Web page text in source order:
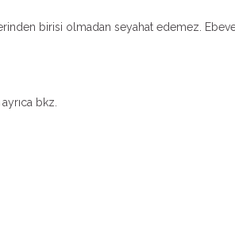
birisi olmadan seyahat edemez.
bkz.